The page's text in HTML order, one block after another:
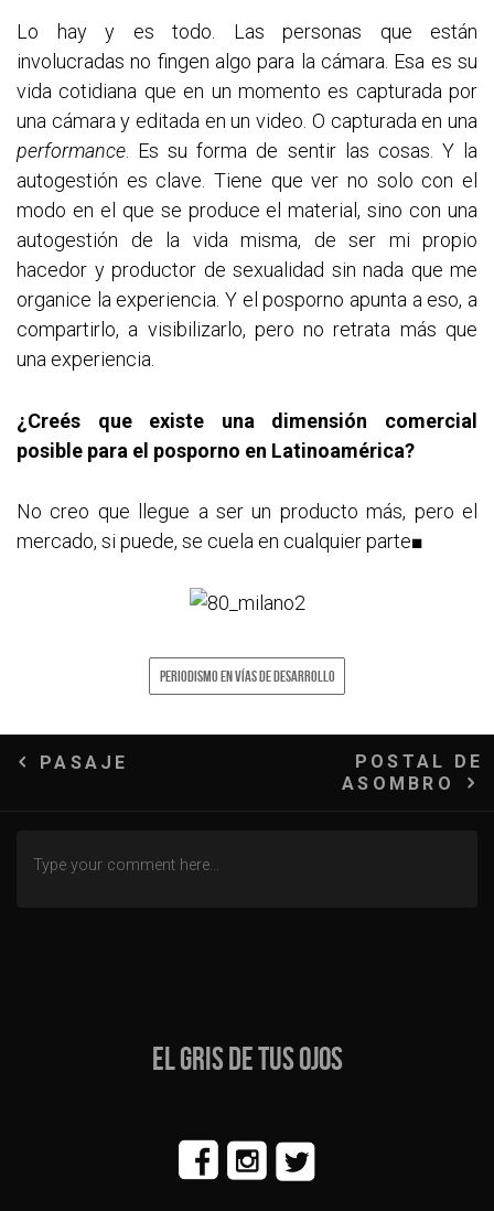
Lo hay y es todo. Las personas que están
involucradas no fingen algo para la cámara. Esa es su
vida cotidiana que en un momento es capturada por
una cámara y editada en un video. O capturada en una
performance . Es su forma de sentir las cosas. Y la
autogestión es clave. Tiene que ver no solo con el
modo en el que se produce el material, sino con una
autogestión de la vida misma, de ser mi propio
hacedor y productor de sexualidad sin nada que me
organice la experiencia. Y el posporno apunta a eso, a
compartirlo, a visibilizarlo, pero no retrata más que
una experiencia.
¿Creés que existe una dimensión comercial
posible para el posporno en Latinoamérica?
No creo que llegue a ser un producto más, pero el
mercado, si puede, se cuela en cualquier parte■
PERIODISMO EN VÍAS DE DESARROLLO
Navegación
entradas
PASAJE
POSTAL DE
ASOMBRO
EL GRIS DE TUS OJOS